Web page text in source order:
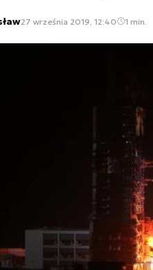
27 września 2019, 12:40 1 min.